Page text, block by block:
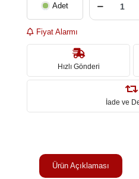
Adet
Fiyat Alarmı
Hızlı Gönderi
İade ve
Ürün Açıklaması